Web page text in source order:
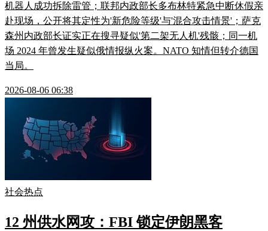
机器人成功拆除雷管；联邦内政部长多布林特紧急中断休假亲
赴现场，公开将其定性为'新危险等级'与'混合攻击情景'；萨克
森州内政部长证实正在搜寻疑似'第二架无人机'残骸；同一机
场 2024 年曾发生疑似俄情报纵火案。NATO 知情但转介德国
当局。
2026-08-06 06:38
社会热点
12 州供水网攻：FBI 锁定伊朗黑客